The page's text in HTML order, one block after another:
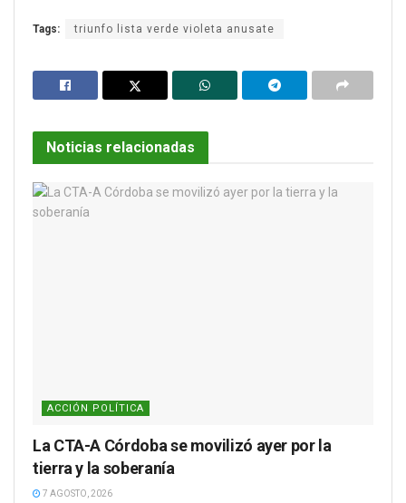
Tags: triunfo lista verde violeta anusate
Noticias relacionadas
ACCIÓN POLÍTICA
La CTA-A Córdoba se movilizó ayer por la
tierra y la soberanía
7 AGOSTO, 2026